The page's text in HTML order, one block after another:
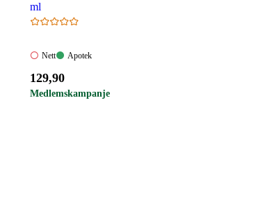
ml
Nett:
tilgjengelig
Nett
Apotek:
Apotek
Pris:
129,90
129,90
Medlemskampanje